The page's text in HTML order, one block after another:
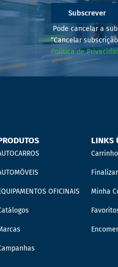
Subscrever
Pode cancelar a
“Cancelar
Política de
OFICINAIS
LINKS
Carrinho
Minha